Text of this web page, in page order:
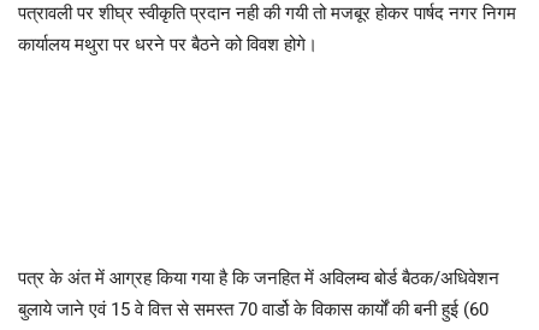
पत्रावली पर शीघ्र स्वीकृति प्रदान नही की गयी तो मजबूर होकर पार्षद नगर निगम
कार्यालय मथुरा पर धरने पर बैठने को विवश होगे।
पत्र के अंत में आग्रह किया गया है कि जनहित में अविलम्व बोर्ड बैठक/अधिवेशन
बुलाये जाने एवं 15 वे वित्त से समस्त 70 वार्डो के विकास कार्यों की बनी हुई (60